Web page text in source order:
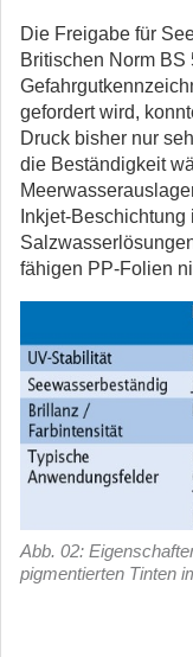
Die Freigabe für
Britischen Norm
gefordert wird,
Druck bisher nur
die Beständigkeit
Inkjet-
fähigen PP-Folien
Abb. 02:
pigmentierten Tinten